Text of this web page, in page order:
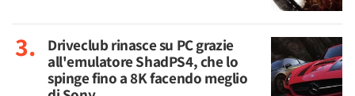
Driveclub rinasce su PC grazie
all'emulatore ShadPS4, che lo
spinge fino a 8K facendo meglio